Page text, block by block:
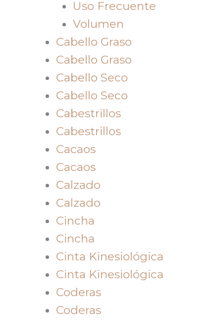
Uso Frecuente
Volumen
Cabello Graso
Cabello Graso
Cabello Seco
Cabello Seco
Cabestrillos
Cabestrillos
Cacaos
Cacaos
Calzado
Calzado
Cincha
Cincha
Cinta Kinesiológica
Cinta Kinesiológica
Coderas
Coderas